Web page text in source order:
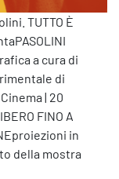
TUTTO È
a cura di
di
| 20
FINO A
in
della mostra